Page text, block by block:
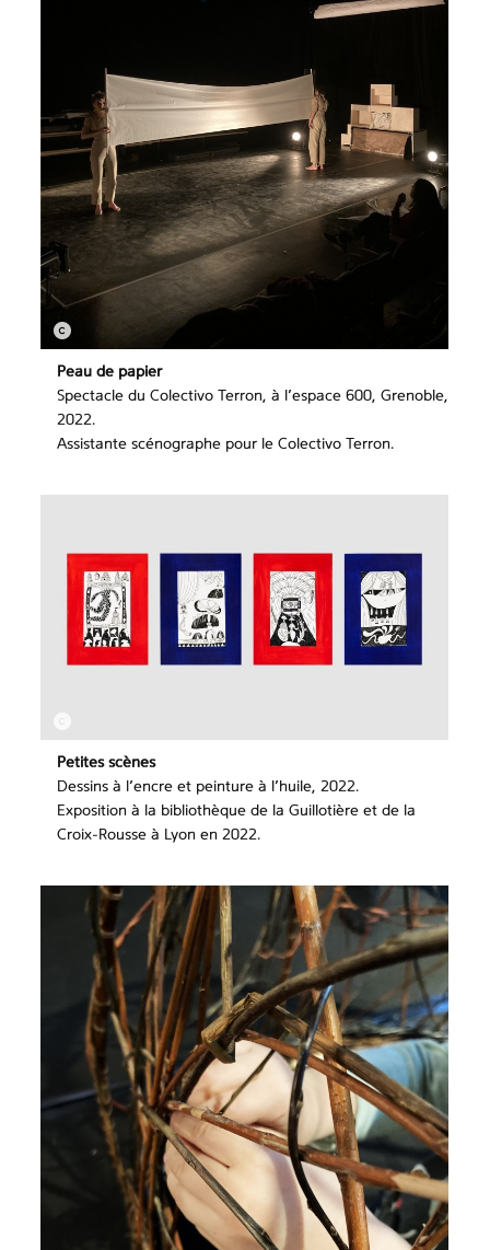
Peau de papier
Spectacle du Colectivo Terron, à l’espace 600, Grenoble,
2022.
Assistante scénographe pour le Colectivo Terron.
Petites scènes
Dessins à l’encre et peinture à l’huile, 2022.
Exposition à la bibliothèque de la Guillotière et de la
Croix-Rousse à Lyon en 2022.